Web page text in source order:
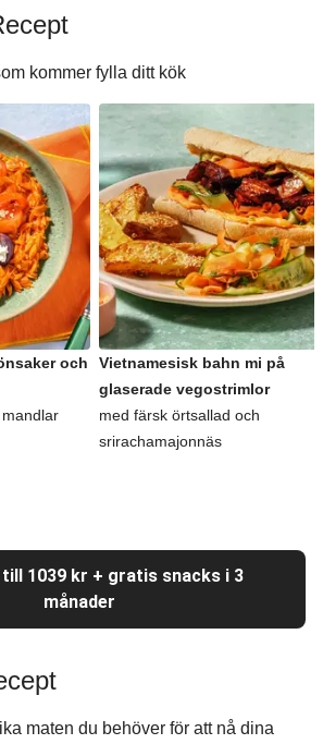
kommer fylla ditt kök
och
Vietnamesisk bahn mi på
glaserade vegostrimlor
med färsk örtsallad och
srirachamajonnäs
till 1039 kr + gratis snacks i 3
månader
maten du behöver för att nå dina